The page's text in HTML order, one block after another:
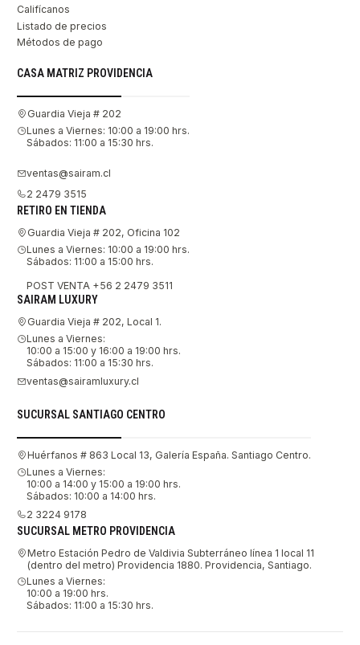
Califícanos
Listado de precios
Métodos de pago
CASA MATRIZ PROVIDENCIA
Guardia Vieja # 202
Lunes a Viernes: 10:00 a 19:00 hrs.
Sábados: 11:00 a 15:30 hrs.
ventas@sairam.cl
2 2479 3515
RETIRO EN TIENDA
Guardia Vieja # 202, Oficina 102
Lunes a Viernes: 10:00 a 19:00 hrs.
Sábados: 11:00 a 15:00 hrs.
POST VENTA +56 2 2479 3511
SAIRAM LUXURY
Guardia Vieja # 202, Local 1.
Lunes a Viernes:
10:00 a 15:00 y 16:00 a 19:00 hrs.
Sábados: 11:00 a 15:30 hrs.
ventas@sairamluxury.cl
SUCURSAL SANTIAGO CENTRO
Huérfanos # 863 Local 13, Galería España. Santiago Centro.
Lunes a Viernes:
10:00 a 14:00 y 15:00 a 19:00 hrs.
Sábados: 10:00 a 14:00 hrs.
2 3224 9178
SUCURSAL METRO PROVIDENCIA
Metro Estación Pedro de Valdivia Subterráneo línea 1 local 11
(dentro del metro) Providencia 1880. Providencia, Santiago.
Lunes a Viernes:
10:00 a 19:00 hrs.
Sábados: 11:00 a 15:30 hrs.